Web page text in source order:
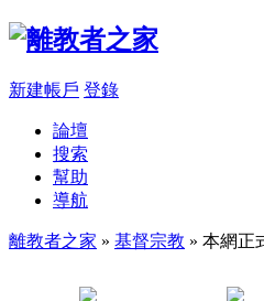
新建帳戶 登錄
論壇
搜索
幫助
導航
離教者之家 » 基督宗教 » 本網正